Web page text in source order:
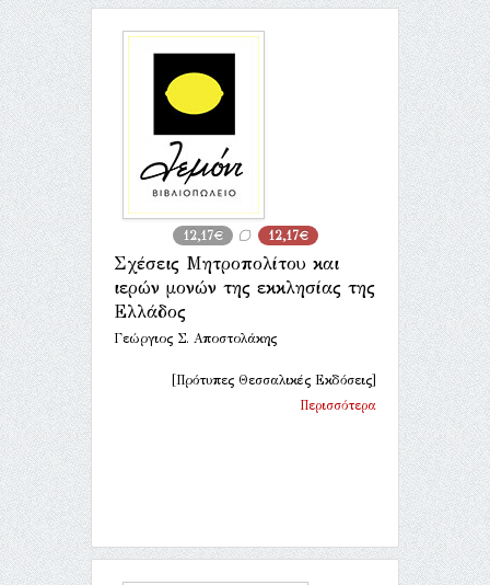
12,17€ 12,17€
Σχέσεις Μητροπολίτου και
ιερών μονών της εκκλησίας της
Ελλάδος
Γεώργιος Σ. Αποστολάκης
[Πρότυπες Θεσσαλικές Εκδόσεις]
Περισσότερα